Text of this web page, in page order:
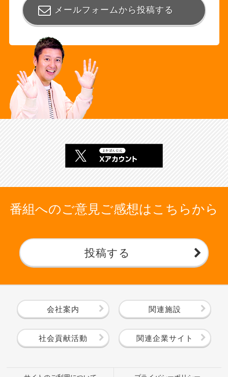
メールフォームから投稿する
番組へのご意見ご感想はこちらから
投稿する
会社案内 関連施設
社会貢献活動 関連企業サイト